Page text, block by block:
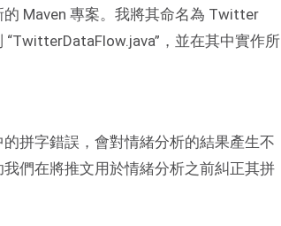
Maven 專案。我將其命名為 Twitter
，並在其中實作所
拼字錯誤，會對情緒分析的結果產生不
們在將推文用於情緒分析之前糾正其拼